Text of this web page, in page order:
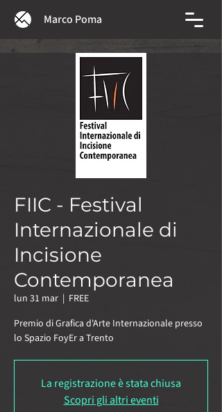
Marco Poma
FIIC - Festival
Internazionale di
Incisione
Contemporanea
lun 31 mar
  |
FREE
Premio di Grafica d'Arte Internazionale presso
lo Spazio FoyEr a Trento
La registrazione è stata chiusa
Scopri gli altri eventi